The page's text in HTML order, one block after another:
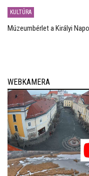
KULTÚRA
Múzeumbérlet a Királyi
WEBKAMERA